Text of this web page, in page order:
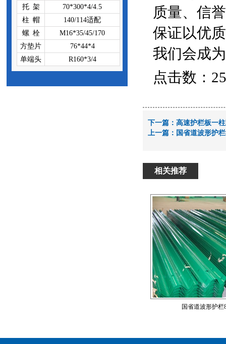
托 架
70*300*4/4.5
柱 帽
140/114适配
螺 栓
M16*35/45/170
方垫片
76*44*4
单端头
R160*3/4
质量、信
保证以优
我们会成
点击数：
下一篇： 高速护栏板一
上一篇： 国省道波形护
相关推荐
国省道波形护栏